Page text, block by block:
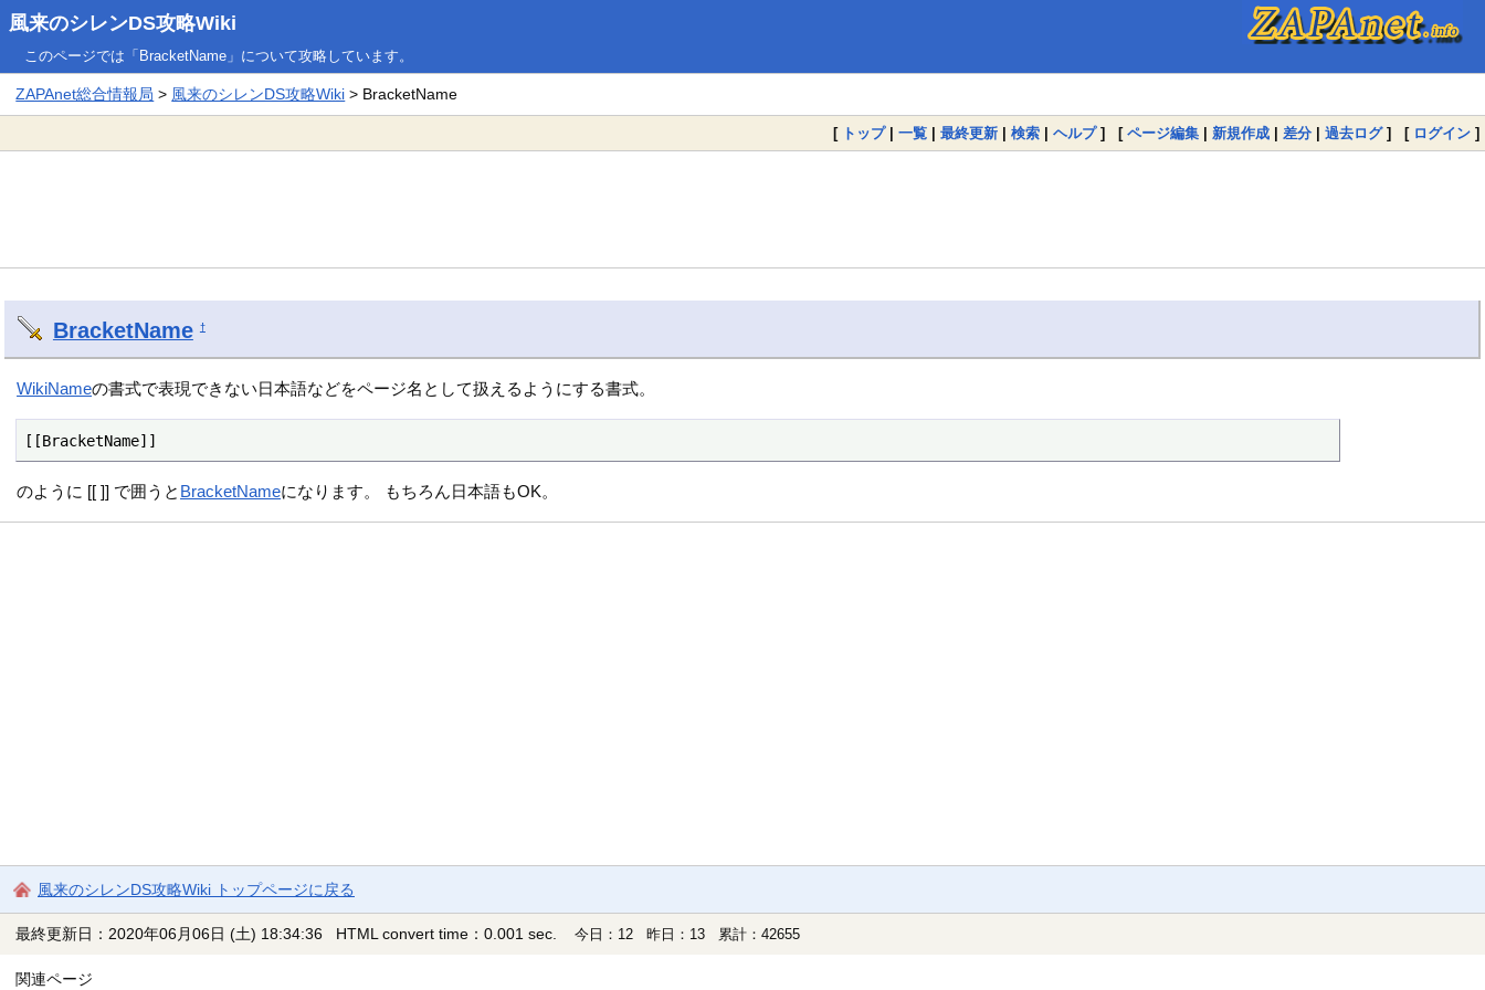
風来のシレンDS攻略Wiki
このページでは「BracketName」について攻略しています。
ZAPAnet総合情報局 > 風来のシレンDS攻略Wiki > BracketName
[ トップ| 一覧 | 最終更新 | 検索 | ヘルプ] [ ページ編集 | 新規作成 | 差分 | 過去ログ] [ ログイン ]
BracketName †
WikiNameの書式で表現できない日本語などをページ名として扱えるようにする書式。
[[BracketName]]
のように [[ ]] で囲うと BracketNameになります。 もちろん日本語もOK。
風来のシレンDS攻略Wiki トップページに戻る
最終更新日：2020年06月06日 (土) 18:34:36 HTML convert time：0.001 sec. 今日：12 昨日：13 累計：42655
関連ページ